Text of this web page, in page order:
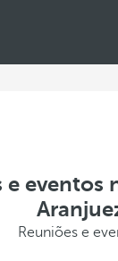
e eventos
Reuniões e